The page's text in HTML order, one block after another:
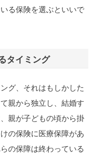
る保険を選ぶといいで
タイミング
グ、それはもしかした
親から独立し、結婚す
親が子どもの頃から掛
の保険に医療保障があ
の保障は終わっている